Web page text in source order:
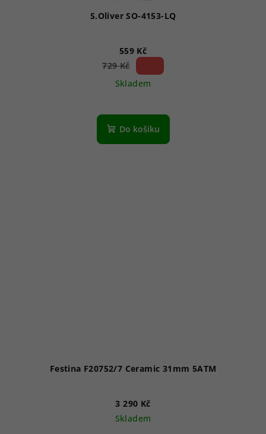
S.Oliver SO-4153-LQ
559 Kč
729 Kč
Skladem
Do košíku
Festina F20752/7 Ceramic 31mm 5ATM
3 290 Kč
Skladem